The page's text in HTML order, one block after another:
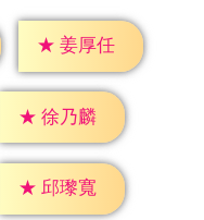
★ 姜厚任
★ 徐乃麟
★ 邱瓈寬